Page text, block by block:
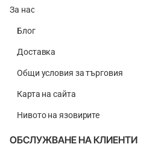
За нас
Блог
Доставка
Общи условия за търговия
Карта на сайта
Нивото на язовирите
ОБСЛУЖВАНЕ НА КЛИЕНТИ